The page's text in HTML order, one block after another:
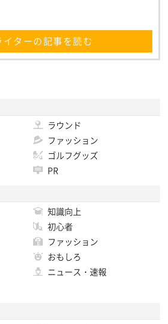
イターの記事を読む
ラウンド
ファッション
ゴルフグッズ
PR
知識向上
初心者
ファッション
おもしろ
ニュース・速報